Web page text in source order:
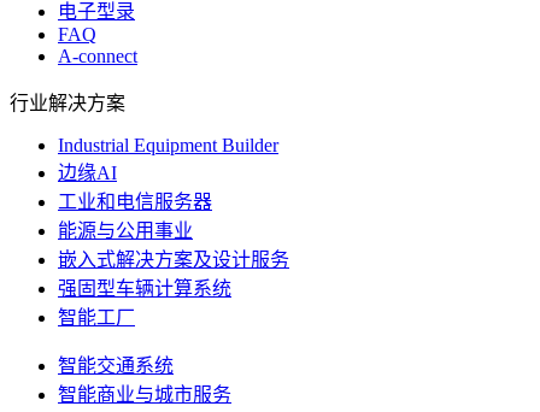
电子型录
FAQ
A-connect
行业解决方案
Industrial Equipment Builder
边缘AI
工业和电信服务器
能源与公用事业
嵌入式解决方案及设计服务
强固型车辆计算系统
智能工厂
智能交通系统
智能商业与城市服务